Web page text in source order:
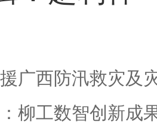
广西防汛救灾及
柳工数智创新成